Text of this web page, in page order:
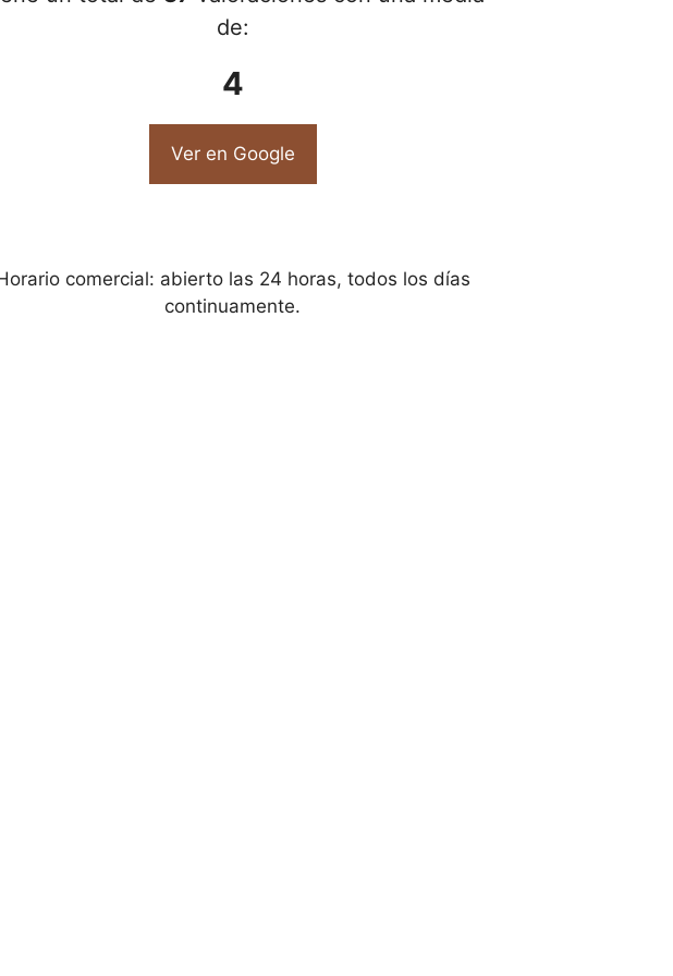
de:
4
Ver en Google
comercial: abierto las 24 horas, todos los días
continuamente.